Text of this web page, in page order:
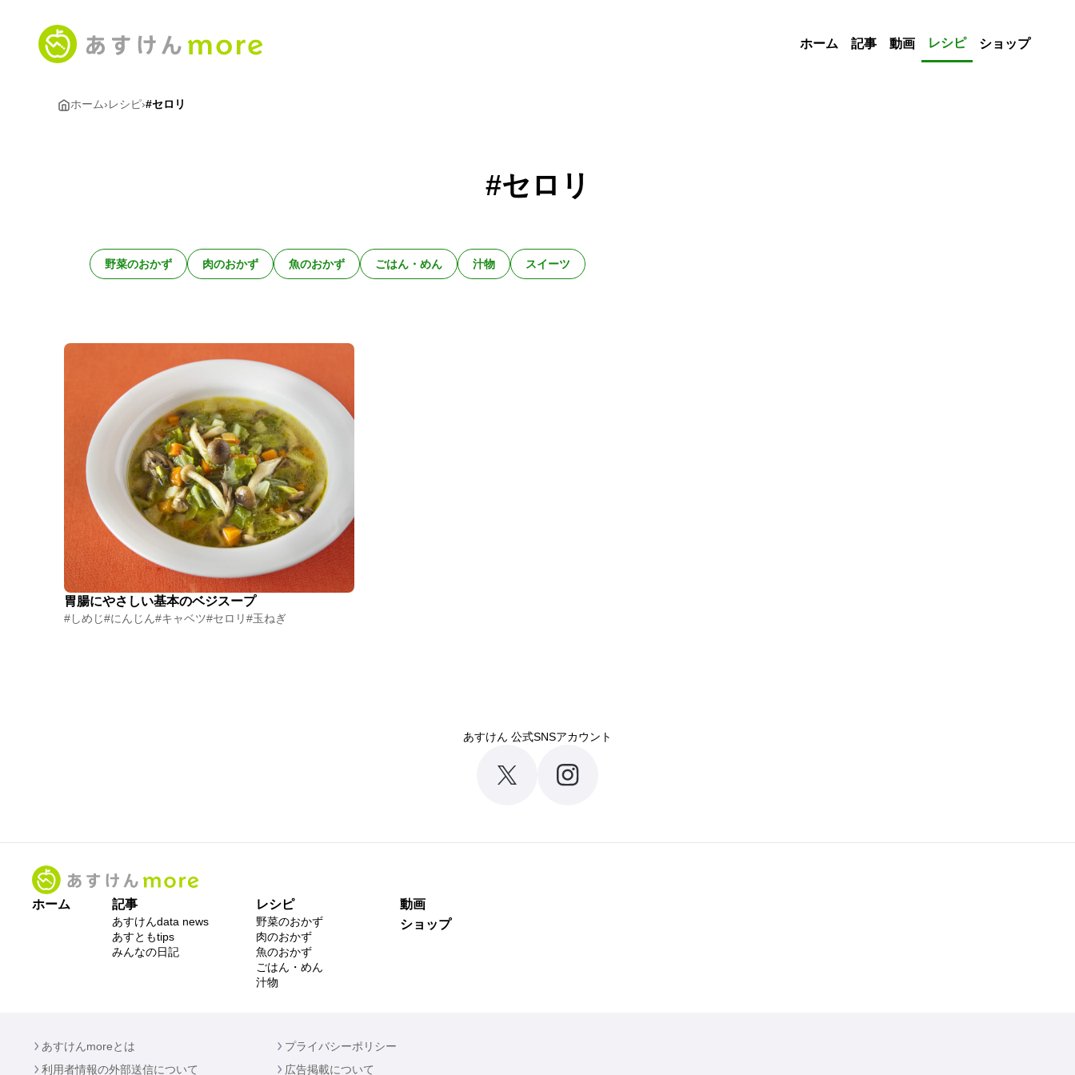
ホーム 記事 動画 レシピ ショップ
ホーム›レシピ›#セロリ
#セロリ
野菜のおかず 肉のおかず 魚のおかず ごはん・めん 汁物 スイーツ
胃腸にやさしい基本のベジスープ
#しめじ#にんじん#キャベツ#セロリ#玉ねぎ
あすけん 公式SNSアカウント
ホーム 記事
あすけんdata news
あすともtips
みんなの日記
レシピ
野菜のおかず
肉のおかず
魚のおかず
ごはん・めん
汁物
動画
ショップ
あすけんmoreとは
プライバシーポリシー
利用者情報の外部送信について
広告掲載について